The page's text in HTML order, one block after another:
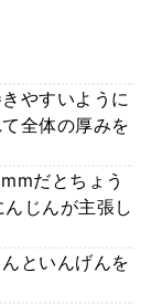
やすいように
全体の厚みを
だとちょう
じんが主張し
といんげんを